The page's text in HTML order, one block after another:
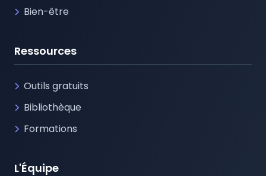
Bien-être
Ressources
Outils gratuits
Bibliothèque
Formations
L'Équipe